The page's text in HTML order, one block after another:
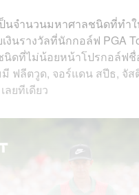
ป็นจำนวนมหาศาลชนิดที่ทำใ
เงินรางวัลที่นักกอล์ฟ PGA
นิดที่ไม่น้อยหน้าโปรกอล์ฟชื่
ฟลีตวูด, จอร์แดน สปีธ, จัส
ยทีเดียว